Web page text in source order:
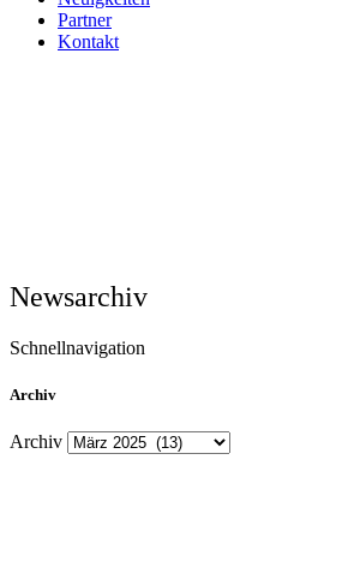
Partner
Kontakt
Newsarchiv
Schnellnavigation
Archiv
Archiv